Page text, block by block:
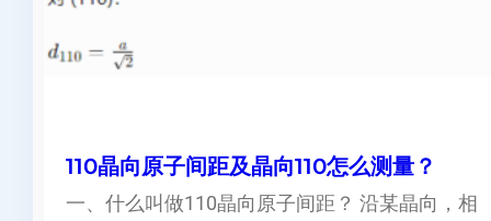
110晶向原子间距及晶向110怎么测量？
一、什么叫做110晶向原子间距？ 沿某晶向，相